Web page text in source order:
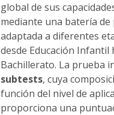
global de sus
mediante una batería de
adaptada a diferentes
desde Educación Infantil
Bachillerato. La prueba
subtests, cuya
función del nivel de
proporciona una